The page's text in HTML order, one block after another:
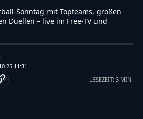
Sonntag mit Topteams, großen
Duellen – live im Free-TV und
11:31
LESEZEIT: 3 MIN.